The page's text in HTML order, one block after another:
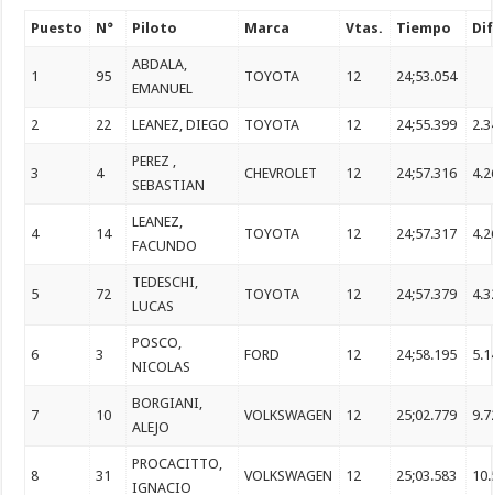
Puesto N° Piloto Marca Vtas. Tiempo
1 95
ABDALA,
EMANUEL
TOYOTA 12 24;53.054
2 22 LEANEZ, DIEGO TOYOTA 12 24;55.399
3 4
PEREZ ,
SEBASTIAN
CHEVROLET 12 24;57.316
4 14
LEANEZ,
FACUNDO
TOYOTA 12 24;57.317
5 72
TEDESCHI,
LUCAS
TOYOTA 12 24;57.379
6 3
POSCO,
NICOLAS
FORD 12 24;58.195
7 10
BORGIANI,
ALEJO
VOLKSWAGEN 12 25;02.779
8 31
PROCACITTO,
IGNACIO
VOLKSWAGEN 12 25;03.583